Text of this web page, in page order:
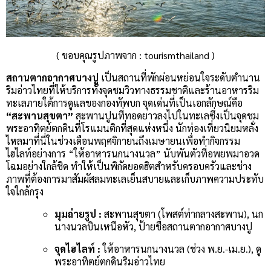
( ขอบคุณรูปภาพจาก : tourismthailand )
สถานตากอากาศบางปู เป็นสถานที่พักผ่อนหย่อนใจระดับตำนาน
ริมอ่าวไทยที่ให้บริการทั้งจุดชมวิวทางธรรมชาติและร้านอาหารริม
ทะเลภายใต้การดูแลของกองทัพบก จุดเด่นที่เป็นเอกลักษณ์คือ
“สะพานสุขตา” สะพานปูนที่ทอดยาวลงไปในทะเลซึ่งเป็นจุดชม
พระอาทิตย์ตกดินที่โรแมนติกที่สุดแห่งหนึ่ง นักท่องเที่ยวนิยมหลั่ง
ไหลมาที่นี่ในช่วงเดือนพฤศจิกายนถึงเมษายนเพื่อทำกิจกรรม
ไฮไลท์อย่างการ “ให้อาหารนกนางนวล” นับพันตัวที่อพยพมาอวด
โฉมอย่างใกล้ชิด ทำให้เป็นพิกัดยอดฮิตสำหรับครอบครัวและช่าง
ภาพที่ต้องการมาสัมผัสลมทะเลเย็นสบายและเก็บภาพความประทับ
ใจใกล้กรุง
มุมถ่ายรูป : สะพานสุขตา (โพสต์ท่ากลางสะพาน), นก
นางนวลบินเหนือหัว, ป้ายชื่อสถานตากอากาศบางปู
จุดไฮไลท์ :ให้อาหารนกนางนวล (ช่วง พ.ย.-เม.ย.), ดู
พระอาทิตย์ตกดินริมอ่าวไทย